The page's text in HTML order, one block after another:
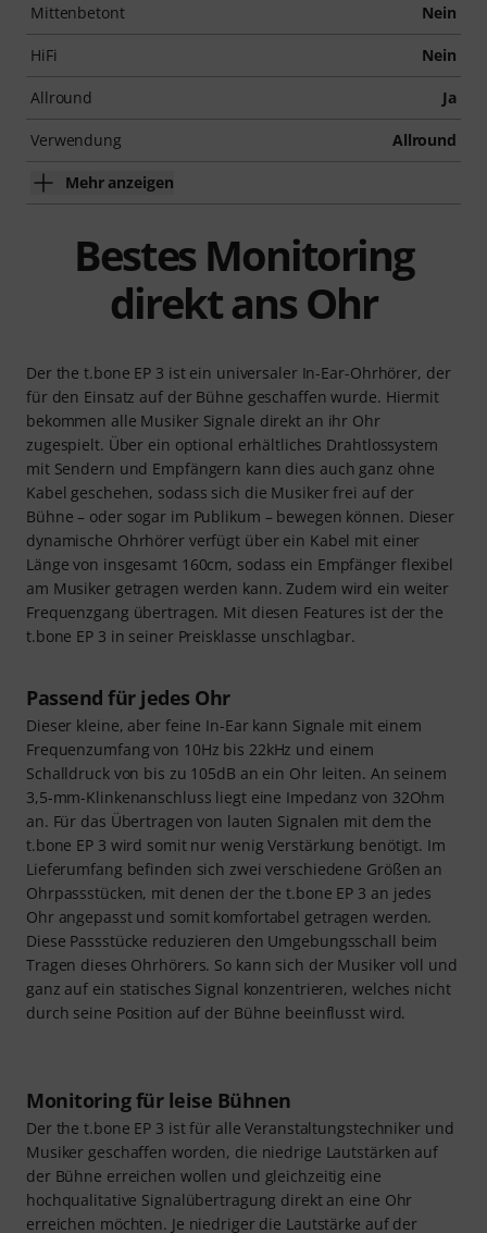
Mittenbetont Nein
HiFi Nein
Allround Ja
Verwendung Allround
Mehr anzeigen
Bestes Monitoring
direkt ans Ohr
Der the t.bone EP 3 ist ein universaler In-Ear-Ohrhörer, der
für den Einsatz auf der Bühne geschaffen wurde. Hiermit
bekommen alle Musiker Signale direkt an ihr Ohr
zugespielt. Über ein optional erhältliches Drahtlossystem
mit Sendern und Empfängern kann dies auch ganz ohne
Kabel geschehen, sodass sich die Musiker frei auf der
Bühne – oder sogar im Publikum – bewegen können. Dieser
dynamische Ohrhörer verfügt über ein Kabel mit einer
Länge von insgesamt 160cm, sodass ein Empfänger flexibel
am Musiker getragen werden kann. Zudem wird ein weiter
Frequenzgang übertragen. Mit diesen Features ist der the
t.bone EP 3 in seiner Preisklasse unschlagbar.
Passend für jedes Ohr
Dieser kleine, aber feine In-Ear kann Signale mit einem
Frequenzumfang von 10Hz bis 22kHz und einem
Schalldruck von bis zu 105dB an ein Ohr leiten. An seinem
3,5-mm-Klinkenanschluss liegt eine Impedanz von 32Ohm
an. Für das Übertragen von lauten Signalen mit dem the
t.bone EP 3 wird somit nur wenig Verstärkung benötigt. Im
Lieferumfang befinden sich zwei verschiedene Größen an
Ohrpassstücken, mit denen der the t.bone EP 3 an jedes
Ohr angepasst und somit komfortabel getragen werden.
Diese Passstücke reduzieren den Umgebungsschall beim
Tragen dieses Ohrhörers. So kann sich der Musiker voll und
ganz auf ein statisches Signal konzentrieren, welches nicht
durch seine Position auf der Bühne beeinflusst wird.